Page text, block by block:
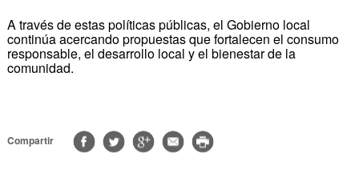
A través de estas políticas públicas, el Gobierno local
continúa acercando propuestas que fortalecen el consumo
responsable, el desarrollo local y el bienestar de la
comunidad.
Compartir